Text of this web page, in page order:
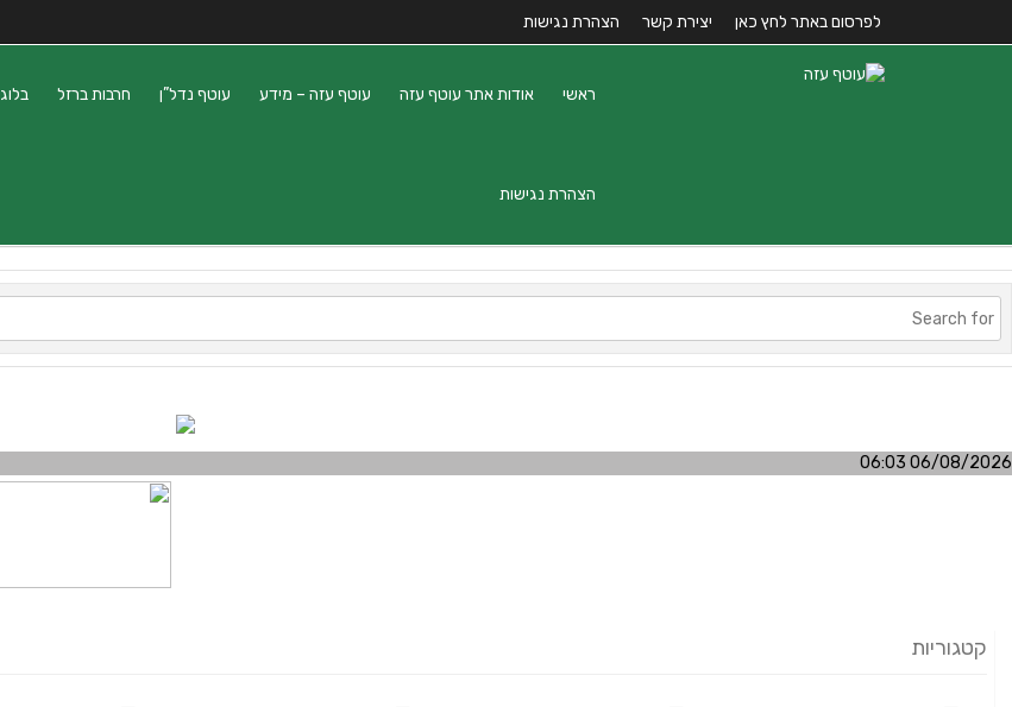
לפרסום באתר לחץ כאן יצירת קשר הצהרת נגישות
ראשי אודות אתר עוטף עזה עוטף עזה – מידע עוטף נדל”ן חרבות ברזל בלוג
הצהרת נגישות
06/08/2026 06:03
קטגוריות